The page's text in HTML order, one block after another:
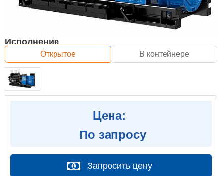
Исполнение
Открытое В контейнере
Цена:
По запросу
Запросить цену